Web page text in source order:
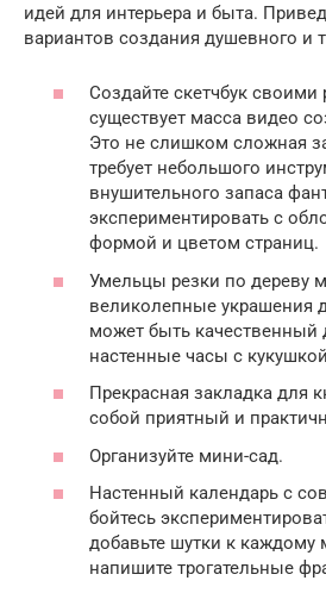
идей для интерьера и быта.
вариантов создания душевного и
Создайте скетчбук своими
существует масса видео
Это не слишком сложная
требует небольшого
внушительного запаса
экспериментировать с
формой и цветом страниц.
Умельцы резки по дереву
великолепные украшения
может быть качественный
настенные часы с
Прекрасная закладка для
собой приятный и
Организуйте мини-сад.
Настенный календарь с
бойтесь
добавьте шутки к каждому
напишите трогательные